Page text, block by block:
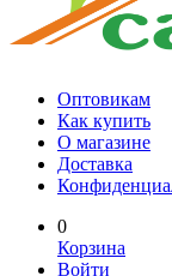
Оптовикам
Как купить
О магазине
Доставка
0
Корзина
Войти